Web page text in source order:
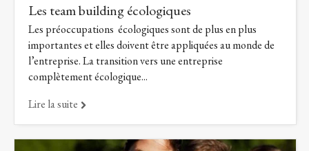
Les team building écologiques
Les préoccupations écologiques sont de plus en plus
importantes et elles doivent être appliquées au monde de
l’entreprise. La transition vers une entreprise
complètement écologique...
Lire la suite